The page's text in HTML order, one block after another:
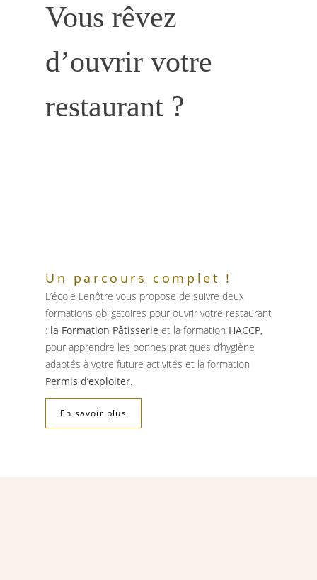
Vous rêvez
d’ouvrir votre
restaurant ?
Un parcours complet !
L’école Lenôtre vous propose de suivre deux
formations obligatoires pour ouvrir votre restaurant
: la Formation Pâtisserie et la formation HACCP,
pour apprendre les bonnes pratiques d’hygiène
adaptés à votre future activités et la formation
Permis d’exploiter.
En savoir plus